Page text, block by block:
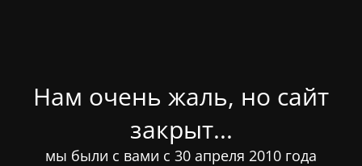
Нам очень жаль, но сайт
закрыт...
мы были с вами с 30 апреля 2010 года